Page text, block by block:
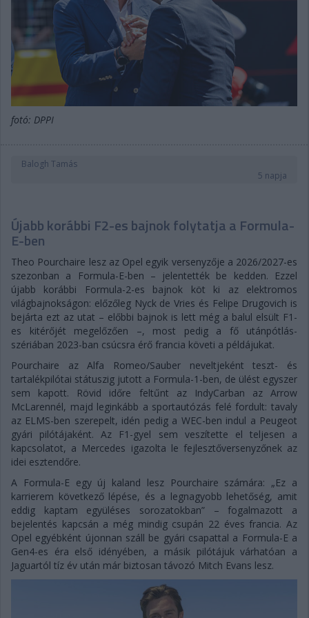
fotó: DPPI
Balogh Tamás
5 napja
Újabb korábbi F2-es bajnok folytatja a Formula-
E-ben
Theo Pourchaire lesz az Opel egyik versenyzője a 2026/2027-es
szezonban a Formula-E-ben – jelentették be kedden. Ezzel
újabb korábbi Formula-2-es bajnok köt ki az elektromos
világbajnokságon: előzőleg Nyck de Vries és Felipe Drugovich is
bejárta ezt az utat – előbbi bajnok is lett még a balul elsült F1-
es kitérőjét megelőzően –, most pedig a fő utánpótlás-
szériában 2023-ban csúcsra érő francia követi a példájukat.
Pourchaire az Alfa Romeo/Sauber neveltjeként teszt- és
tartalékpilótai státuszig jutott a Formula-1-ben, de ülést egyszer
sem kapott. Rövid időre feltűnt az IndyCarban az Arrow
McLarennél, majd leginkább a sportautózás felé fordult: tavaly
az ELMS-ben szerepelt, idén pedig a WEC-ben indul a Peugeot
gyári pilótájaként. Az F1-gyel sem veszítette el teljesen a
kapcsolatot, a Mercedes igazolta le fejlesztőversenyzőnek az
idei esztendőre.
A Formula-E egy új kaland lesz Pourchaire számára: „Ez a
karrierem következő lépése, és a legnagyobb lehetőség, amit
eddig kaptam együléses sorozatokban” – fogalmazott a
bejelentés kapcsán a még mindig csupán 22 éves francia. Az
Opel egyébként újonnan száll be gyári csapattal a Formula-E a
Gen4-es éra első idényében, a másik pilótájuk várhatóan a
Jaguartól tíz év után már biztosan távozó Mitch Evans lesz.